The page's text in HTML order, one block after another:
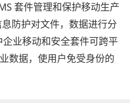
套件管理和保护移动生产
防护对文件，数据进行分
业移动和安全套件可跨平
数据，使用户免受身份的